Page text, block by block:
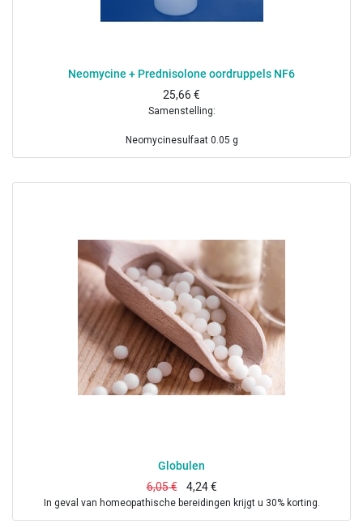
Neomycine + Prednisolone oordruppels NF6
25,66 €
Samenstelling:
Neomycinesulfaat 0.05 g
Prednisolonnatriumfosfaat 0.05 g
Borax 0.1 g
Globulen
6,05€ 4,24€
In geval van homeopathische bereidingen krijgt u 30% korting.